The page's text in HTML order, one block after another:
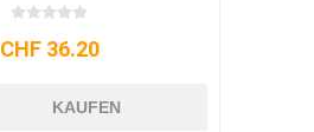
CHF 36.20
KAUFEN